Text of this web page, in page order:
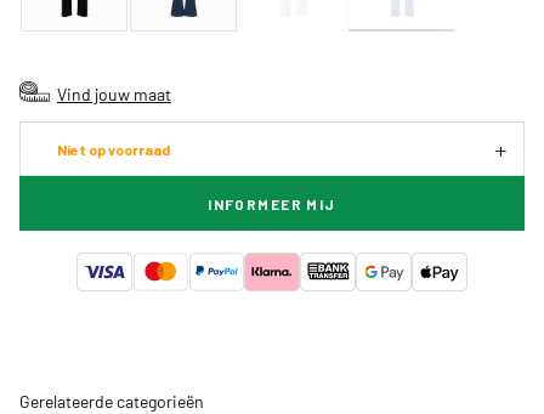
Vind jouw maat
Niet op voorraad
INFORMEER MIJ
Gerelateerde categorieën